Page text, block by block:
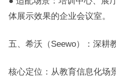
体展示效果的企业会议室。
五、希沃（Seewo）：深耕
核心定位：从教育信息化场